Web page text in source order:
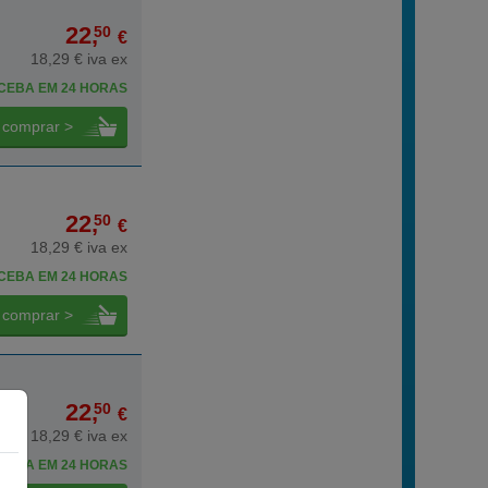
22,50 €
18,29 € iva ex
EM 24 HORAS
comprar >
22,50 €
18,29 € iva ex
EM 24 HORAS
comprar >
22,50 €
18,29 € iva ex
EM 24 HORAS